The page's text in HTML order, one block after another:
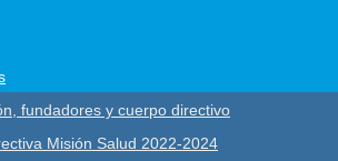
fundadores y cuerpo directivo
Misión Salud 2022-2024